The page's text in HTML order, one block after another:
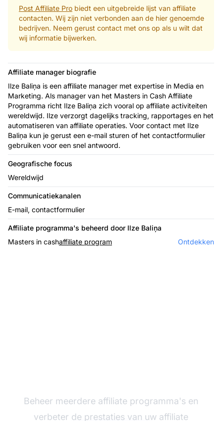
Post Affiliate Probiedt een uitgebreide lijst van affiliate
contacten. Wij zijn niet verbonden aan de hier genoemde
bedrijven. Neem gerust contact met ons op als u wilt dat
wij informatie bijwerken.
Affiliate manager biografie
Ilze Baliņa is een affiliate manager met expertise in Media en
Marketing. Als manager van het Masters in Cash Affiliate
Programma richt Ilze Baliņa zich vooral op affiliate activiteiten
wereldwijd. Ilze verzorgt dagelijks tracking, rapportages en het
automatiseren van affiliate operaties. Voor contact met Ilze
Baliņa kun je gerust een e-mail sturen of het contactformulier
gebruiken voor een snel antwoord.
Geografische focus
Wereldwijd
Communicatiekanalen
E-mail, contactformulier
Affiliate programma's beheerd door Ilze Baliņa
Masters in cashaffiliate program Ontdekken
Beheer meerdere affiliate programma's en
verbeter de prestaties van uw affiliate